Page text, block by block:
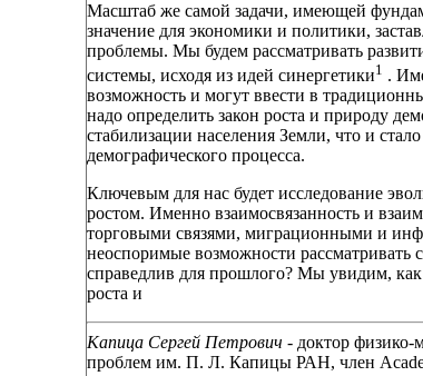
Масштаб же самой задачи, имеющей
значение для экономики и политики,
проблемы. Мы будем рассматривать
системы, исходя из идей синергетики1 .
возможность и могут ввести в
надо определить закон роста и природу
стабилизации населения Земли, что и
демографического процесса.
Ключевым для нас будет исследование
ростом. Именно взаимосвязанность и
торговыми связями, миграционными и
неоспоримые возможности рассматривать
справедлив для прошлого? Мы увидим,
роста и
Капица Сергей Петрович - доктор физико-
проблем им. П. Л. Капицы РАН, член